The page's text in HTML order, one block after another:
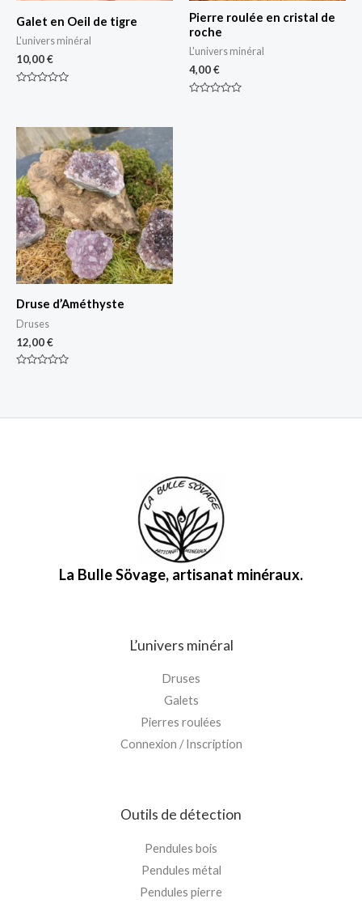
Galet en Oeil de tigre
L'univers minéral
10,00€
Pierre roulée en cristal de
roche
L'univers minéral
4,00€
Druse d’Améthyste
Druses
12,00€
La Bulle Sövage, artisanat minéraux.
L’univers minéral
Druses
Galets
Pierres roulées
Connexion / Inscription
Outils de détection
Pendules bois
Pendules métal
Pendules pierre